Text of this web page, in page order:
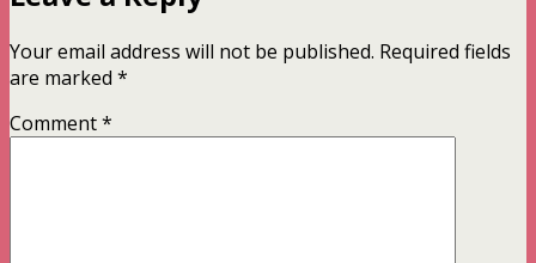
Your email address will not be published. Required fields
are marked *
Comment*